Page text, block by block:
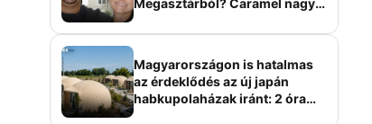
Megasztárból? Caramel nagy
Magyarországon is hatalmas
az érdeklődés az új japán
habkupolaházak iránt: 2 óra